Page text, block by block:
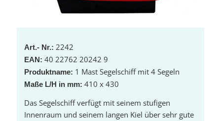
Art.- Nr.: 2242
EAN: 40 22762 20242 9
Produktname: 1 Mast Segelschiff mit 4 Segeln
Maße L/H in mm: 410 x 430
Das Segelschiff verfügt mit seinem stufigen
Innenraum und seinem langen Kiel über sehr gute